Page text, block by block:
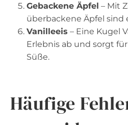
Gebackene Äpfel – Mit
überbackene Äpfel sind
Vanilleeis – Eine Kugel
Erlebnis ab und sorgt
Süße.
Häufige